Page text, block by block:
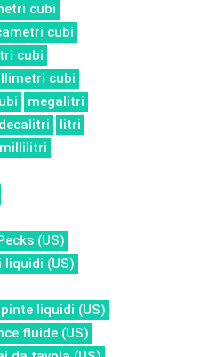
cubi
cubi
cubi
cubi
megalitri
decalitri
litri
millilitri
(US)
liquidi (US)
pinte liquidi (US)
fluide (US)